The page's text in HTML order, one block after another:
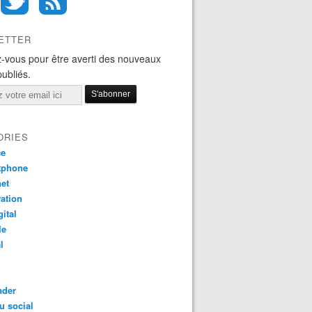
vous pour être averti des nouveaux
social